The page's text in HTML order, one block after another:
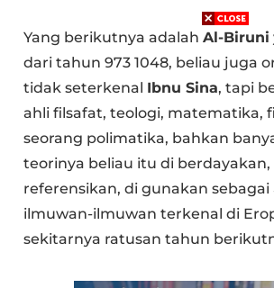
Yang berikutnya adalahAl-Biruni
dari tahun 973 1048, beliau juga
tidak seterkenal Ibnu Sina, tapi
ahli filsafat, teologi, matematika,
seorang polimatika, bahkan
teorinya beliau itu di berdayakan,
referensikan, di gunakan sebagai
ilmuwan-ilmuwan terkenal di
sekitarnya ratusan tahun